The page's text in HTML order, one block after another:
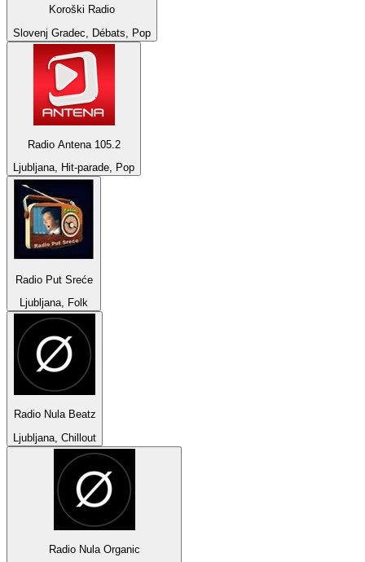
Koroški Radio
Slovenj Gradec, Débats, Pop
Radio Antena 105.2
Ljubljana, Hit-parade, Pop
Radio Put Sreće
Ljubljana, Folk
Radio Nula Beatz
Ljubljana, Chillout
Radio Nula Organic